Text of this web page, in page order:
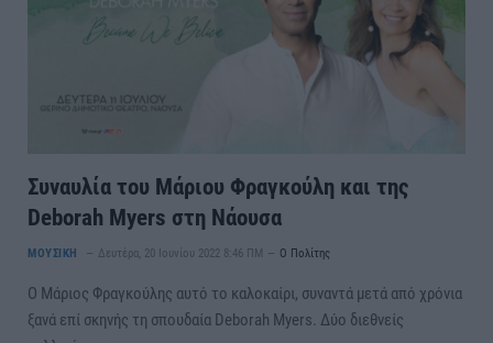
Συναυλία του Μάριου Φραγκούλη και της
Deborah Myers στη Νάουσα
ΜΟΥΣΙΚΗ Δευτέρα, 20 Ιουνίου 2022 8:46 ΠΜ Ο Πολίτης
Ο Μάριος Φραγκούλης αυτό το καλοκαίρι, συναντά μετά από χρόνια
ξανά επί σκηνής τη σπουδαία Deborah Myers. Δύο διεθνείς